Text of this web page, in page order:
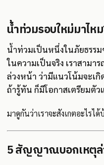
น้ำท่วมรอบใหม่มาไห
น้ำท่วมเป็นหนึ่งในภัยธรร
ในความเป็นจริง เราสาม
ล่วงหน้า ว่ามีแนวโน้มจะเ
ถ้ารู้ทัน ก็มีโอกาสเตรียมตั
มาดูกันว่าเราจะสังเกตอะไรได้
5 สัญญาณบอกเหตุล่